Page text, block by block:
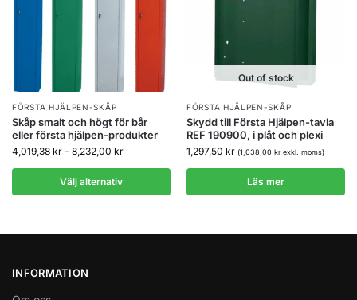
FÖRSTA HJÄLPEN-SKÅP
Skåp smalt och högt för bår
eller första hjälpen-produkter
4,019,38 kr – 8,232,00 kr
Välj alternativ
Out of stock
FÖRSTA HJÄLPEN-SKÅP
Skydd till Första Hjälpen-tavla
REF 190900, i plåt och plexi
1,297,50 kr (1,038,00 krexkl. moms)
Läs mer
INFORMATION